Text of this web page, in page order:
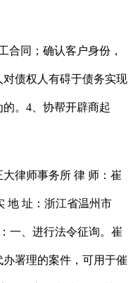
同；确认客户身份，
债权人有碍于债务实现
。4、协帮开辟商起
律师事务所 律 师：崔
地 址：浙江省温州市
一、进行法令征询。崔
署理的案件，可用于催